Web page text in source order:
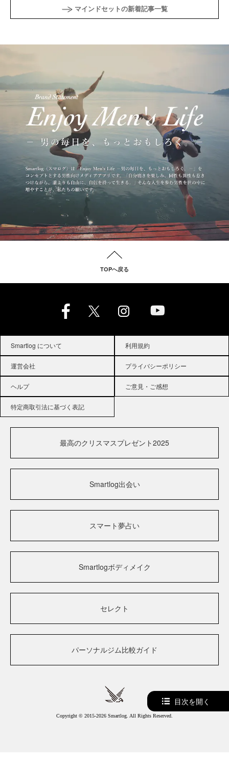
マインドセットの新着記事一覧
TOPへ戻る
Smartlog について 利用規約
運営会社 プライバシーポリシー
ヘルプ ご意見・ご感想
特定商取引法に基づく表記
最高のクリスマスプレゼント2025
Smartlog出会い
スマート夢占い
Smartlogボディメイク
セレクト
パーソナルジム比較ガイド
Copyright © 2015-2026 Smartlog. All Rights Reserved.
目次を開く